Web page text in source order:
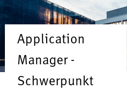
Application
Manager -
Schwerpunkt